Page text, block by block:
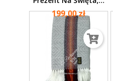
199,00 zł